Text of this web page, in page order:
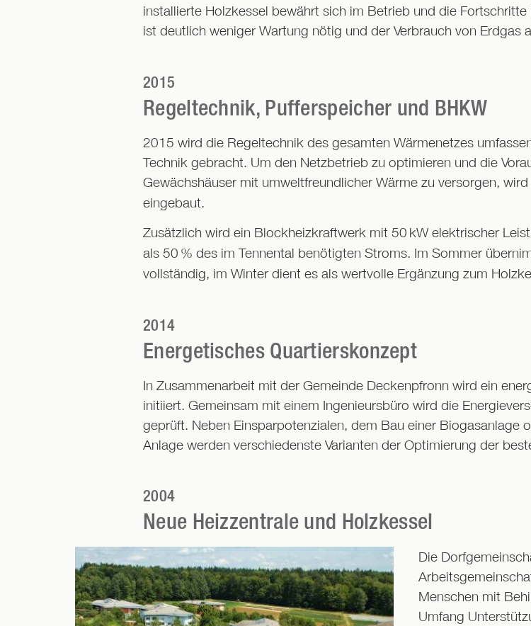
installierte Holzkessel bewährt sich im Betrieb und die
ist deutlich weniger Wartung nötig und der Verbrauch von Erdgas
2015
Regeltechnik, Pufferspeicher und BHKW
2015 wird die Regeltechnik des gesamten Wärmenetzes
Technik gebracht. Um den Netzbetrieb zu optimieren und die
Gewächshäuser mit umweltfreundlicher Wärme zu versorgen,
eingebaut.
Zusätzlich wird ein Blockheizkraftwerk mit 50 kW elektrischer
als 50 % des im Tennental benötigten Stroms. Im Sommer
vollständig, im Winter dient es als wertvolle Ergänzung zum
2014
Energetisches Quartierskonzept
In Zusammenarbeit mit der Gemeinde Deckenpfronn wird ein
initiiert. Gemeinsam mit einem Ingenieursbüro wird die
geprüft. Neben Einsparpotenzialen, dem Bau einer Biogasanlage
Anlage werden verschiedenste Varianten der Optimierung der
2004
Neue Heizzentrale und Holzkessel
Die
Menschen mit
Umfang